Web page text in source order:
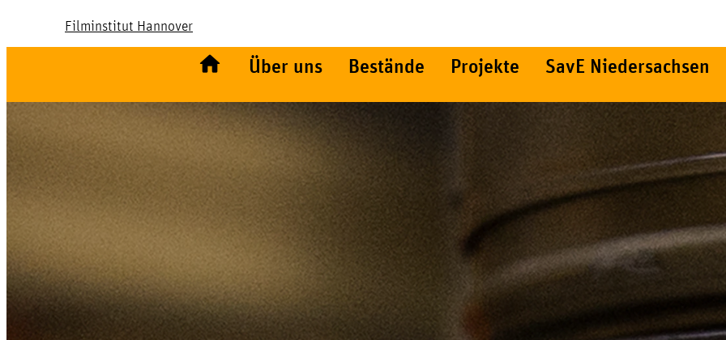
Filminstitut Hannover
Über uns Bestände Projekte SavE Niedersachsen